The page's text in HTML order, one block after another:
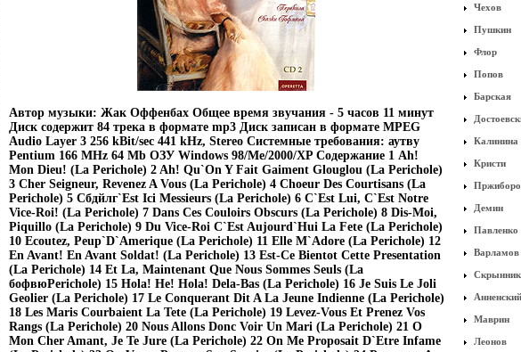
Автор музыки: Жак Оффенбах Общее время звучания - 5 часов 11 минут
Диск содержит 84 трека в формате mp3 Диск записан в формате MPEG
Audio Layer 3 256 kBit/sec 441 kHz, Stereo Системные требования: аутву
Pentium 166 MHz 64 Mb ОЗУ Windows 98/Me/2000/XP Содержание 1 Ah!
Mon Dieu! (La Perichole) 2 Ah! Qu`On Y Fait Gaiment Glouglou (La Perichole)
3 Cher Seigneur, Revenez A Vous (La Perichole) 4 Choeur Des Courtisans (La
Perichole) 5 Cбдйлг`Est Ici Messieurs (La Perichole) 6 C`Est Lui, C`Est Notre
Vice-Roi! (La Perichole) 7 Dans Ces Couloirs Obscurs (La Perichole) 8 Dis-Moi,
Piquillo (La Perichole) 9 Du Vice-Roi C`Est Aujourd`Hui La Fete (La Perichole)
10 Ecoutez, Peup`D`Amerique (La Perichole) 11 Elle M`Adore (La Perichole) 12
En Avant! En Avant Soldat! (La Perichole) 13 Est-Ce Bientot Cette Presentation
(La Perichole) 14 Et La, Maintenant Que Nous Sommes Seuls (La
бофвюPerichole) 15 Hola! He! Hola! Dela-Bas (La Perichole) 16 Je Suis Le Joli
Geolier (La Perichole) 17 Le Conquerant Dit A La Jeune Indienne (La Perichole)
18 Les Maris Courbaient La Tete (La Perichole) 19 Levez-Vous Et Prenez Vos
Rangs (La Perichole) 20 Nous Allons Donc Voir Un Mari (La Perichole) 21 O
Mon Cher Amant, Je Te Jure (La Perichole) 22 On Me Proposait D`Etre Infame
Чехов
Пушкин
Флор
Попов
Барская
Калинина
Кристи
Демин
Павленко
Варламов
Анненский
Маврин
Леонов